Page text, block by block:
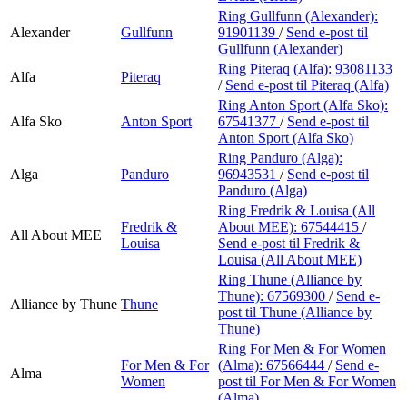
Alexander Gullfunn
Ring Gullfunn (Alexander):
91901139 / Send e-post til
Gullfunn (Alexander)
Alfa
Piteraq
Ring Piteraq (Alfa): 93081133
/ Send e-post til Piteraq (Alfa)
Alfa Sko Anton Sport
Ring Anton Sport (Alfa Sko):
67541377 / Send e-post til
Anton Sport (Alfa Sko)
Alga Panduro
Ring Panduro (Alga):
96943531 / Send e-post til
Panduro (Alga)
All About MEE
Fredrik &
Louisa
Ring Fredrik & Louisa (All
About MEE): 67544415 /
Send e-post til Fredrik &
Louisa (All About MEE)
Alliance by Thune Thune
Ring Thune (Alliance by
Thune): 67569300 / Send e-
post til Thune (Alliance by
Thune)
Alma
For Men & For
Women
Ring For Men & For Women
(Alma): 67566444 / Send e-
post til For Men & For Women